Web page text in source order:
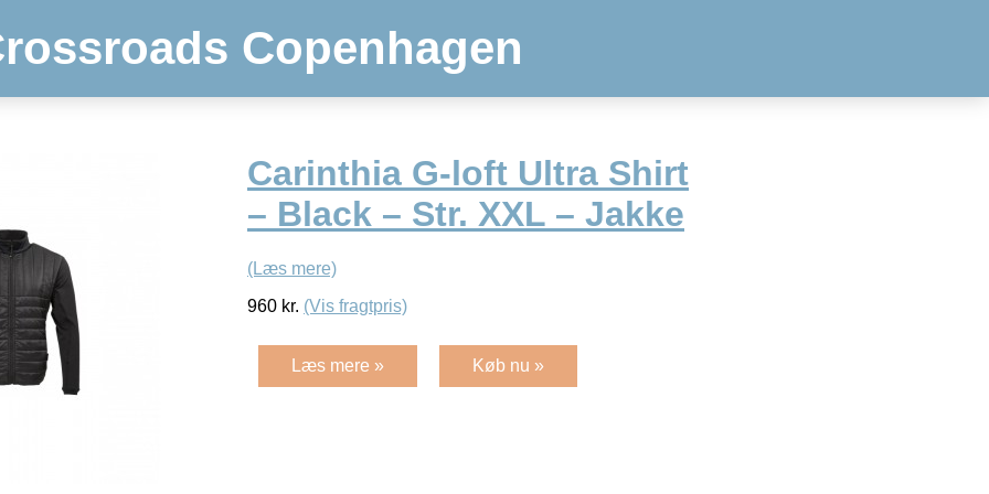
Copenhagen
Carinthia G-loft Ultra Shirt
– Black – Str. XXL – Jakke
(Læs mere)
960 kr. (Vis fragtpris)
Læs mere » Køb nu »